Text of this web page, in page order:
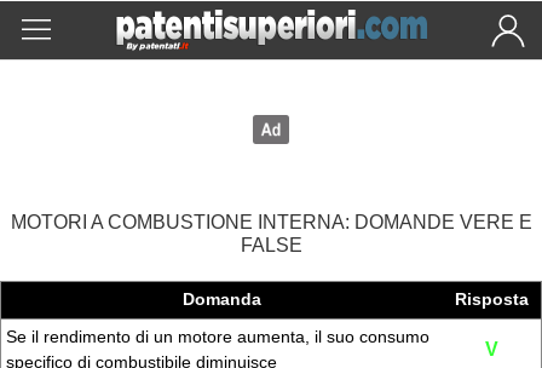
MOTORI A COMBUSTIONE INTERNA: DOMANDE VERE E
FALSE
Domanda
Risposta
Se il rendimento di un motore aumenta, il suo consumo
specifico di combustibile diminuisce
V